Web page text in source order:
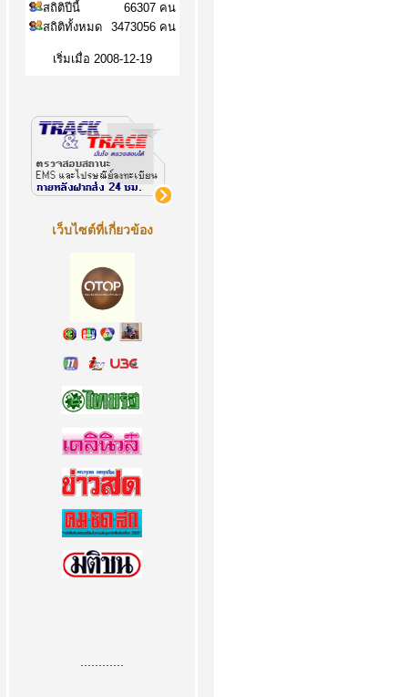
สถิติปีนี้
สถิติทั้งหมด
66307 คน
3473056 คน
เริ่มเมื่อ 2008-12-19
เว็บไซต์ที่เกี่ยวข้อง